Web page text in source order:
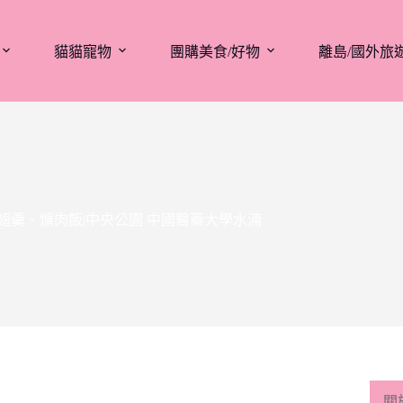
貓貓寵物 團購美食/好物 離島/國外旅